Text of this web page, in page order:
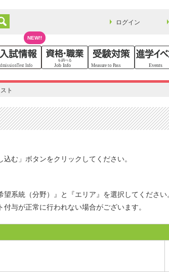
ログイン
NEW!!
ト
む」ボタンをクリックしてください。
系統（分野）』と『エリア』を選択してください
与が正常に行われない場合がございます。